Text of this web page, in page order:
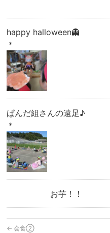
happy halloween👻 ＊
＊
ぱんだ組さんの遠足♪
＊
お芋！！ ＊
← 会食②